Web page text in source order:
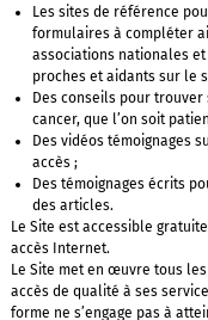
Les sites de référence
formulaires à compléter
associations nationales
proches et aidants sur le
Des conseils pour
cancer, que l’on soit
Des vidéos témoignages
accès ;
Des témoignages écrits
des articles.
Le Site est accessible
accès Internet.
Le Site met en œuvre tous
accès de qualité à ses
forme ne s’engage pas à